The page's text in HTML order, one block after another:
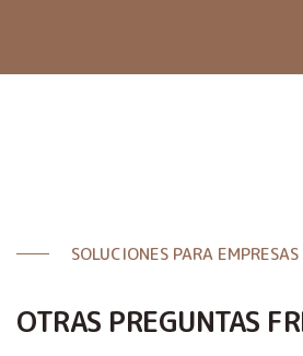
SOLUCIONES PARA
OTRAS PREGUNTAS